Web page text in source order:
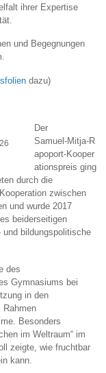
ihrer Expertise
und Begegnungen
dazu)
Der
Samuel‑Mitja‑R
apoport‑Kooper
ationspreis ging
durch die
zwischen
und wurde 2017
beiderseitigen
und bildungspolitische
des
Gymnasiums bei
in den
Rahmen
Besonders
im Weltraum“ im
zeigte, wie fruchtbar
kann.